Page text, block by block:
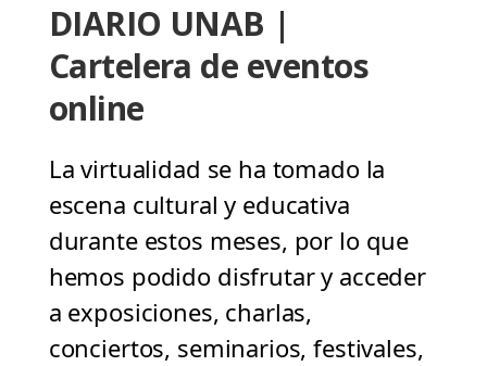
DIARIO UNAB |
Cartelera de eventos
online
La virtualidad se ha tomado la
escena cultural y educativa
durante estos meses, por lo que
hemos podido disfrutar y acceder
a exposiciones, charlas,
conciertos, seminarios, festivales,